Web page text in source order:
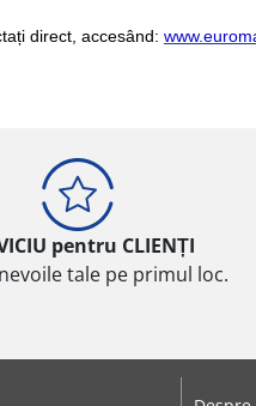
direct, accesând:
pentru CLIENȚI
tale pe primul loc.